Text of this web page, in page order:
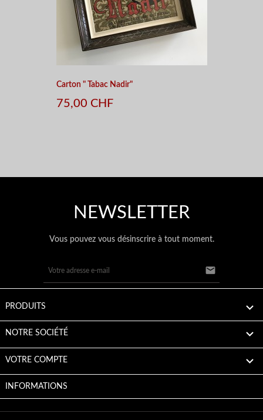
Carton " Tabac Nadir"
75,00 CHF
NEWSLETTER
Vous pouvez vous désinscrire à tout moment.

PRODUITS 
NOTRE SOCIÉTÉ 
VOTRE COMPTE 
INFORMATIONS